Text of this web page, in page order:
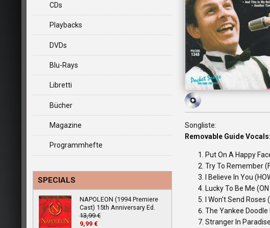
CDs
Playbacks
DVDs
Blu-Rays
Libretti
Bücher
Magazine
Programmhefte
SPECIALS
NAPOLEON (1994 Premiere
Cast) 15th Anniversary Ed.
13,99 €
9,99 €
Songliste:
Removable Guide Vocals:
Put On A Happy
Try To Remember
I Believe In You
Lucky To Be Me
I Won't Send Roses
The Yankee Doodle
Stranger In